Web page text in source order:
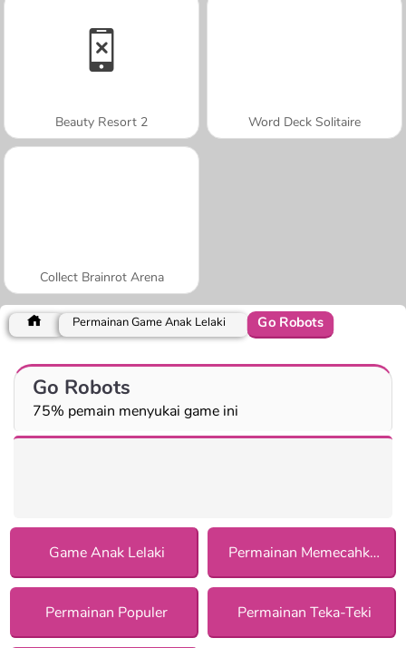
Beauty Resort 2 Word Deck Solitaire
Collect Brainrot Arena
Permainan Game Anak Lelaki Go Robots
Go Robots
75% pemain menyukai game ini
Game Anak Lelaki Permainan Memecahkan Misteri
Permainan Populer Permainan Teka-Teki